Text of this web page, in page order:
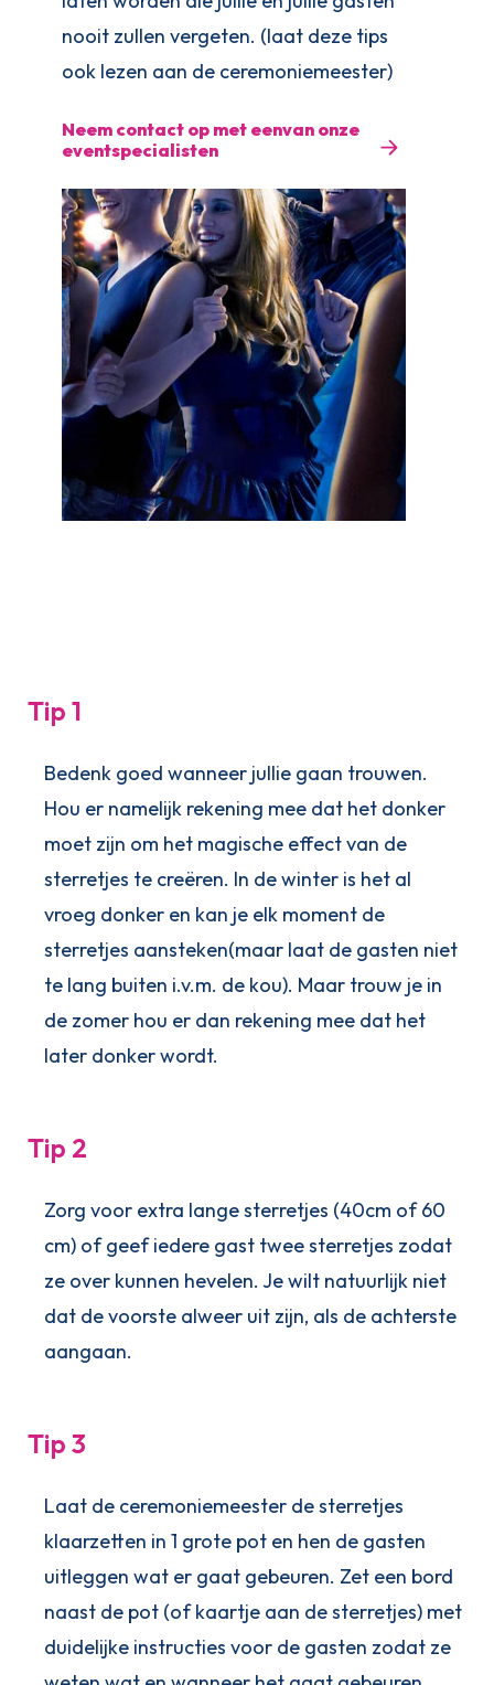
nooit zullen vergeten. (laat deze tips
ook lezen aan de ceremoniemeester)
Neem contact op met eenvan onze
eventspecialisten
Tip 1
Bedenk goed wanneer jullie gaan trouwen.
Hou er namelijk rekening mee dat het donker
moet zijn om het magische effect van de
sterretjes te creëren. In de winter is het al
vroeg donker en kan je elk moment de
sterretjes aansteken(maar laat de gasten niet
te lang buiten i.v.m. de kou). Maar trouw je in
de zomer hou er dan rekening mee dat het
later donker wordt.
Tip 2
Zorg voor extra lange sterretjes (40cm of 60
cm) of geef iedere gast twee sterretjes zodat
ze over kunnen hevelen. Je wilt natuurlijk niet
dat de voorste alweer uit zijn, als de achterste
aangaan.
Tip 3
Laat de ceremoniemeester de sterretjes
klaarzetten in 1 grote pot en hen de gasten
uitleggen wat er gaat gebeuren. Zet een bord
naast de pot (of kaartje aan de sterretjes) met
duidelijke instructies voor de gasten zodat ze